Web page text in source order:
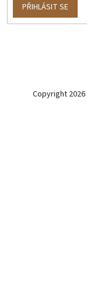
PŘIHLÁSIT SE
Copyright 2026